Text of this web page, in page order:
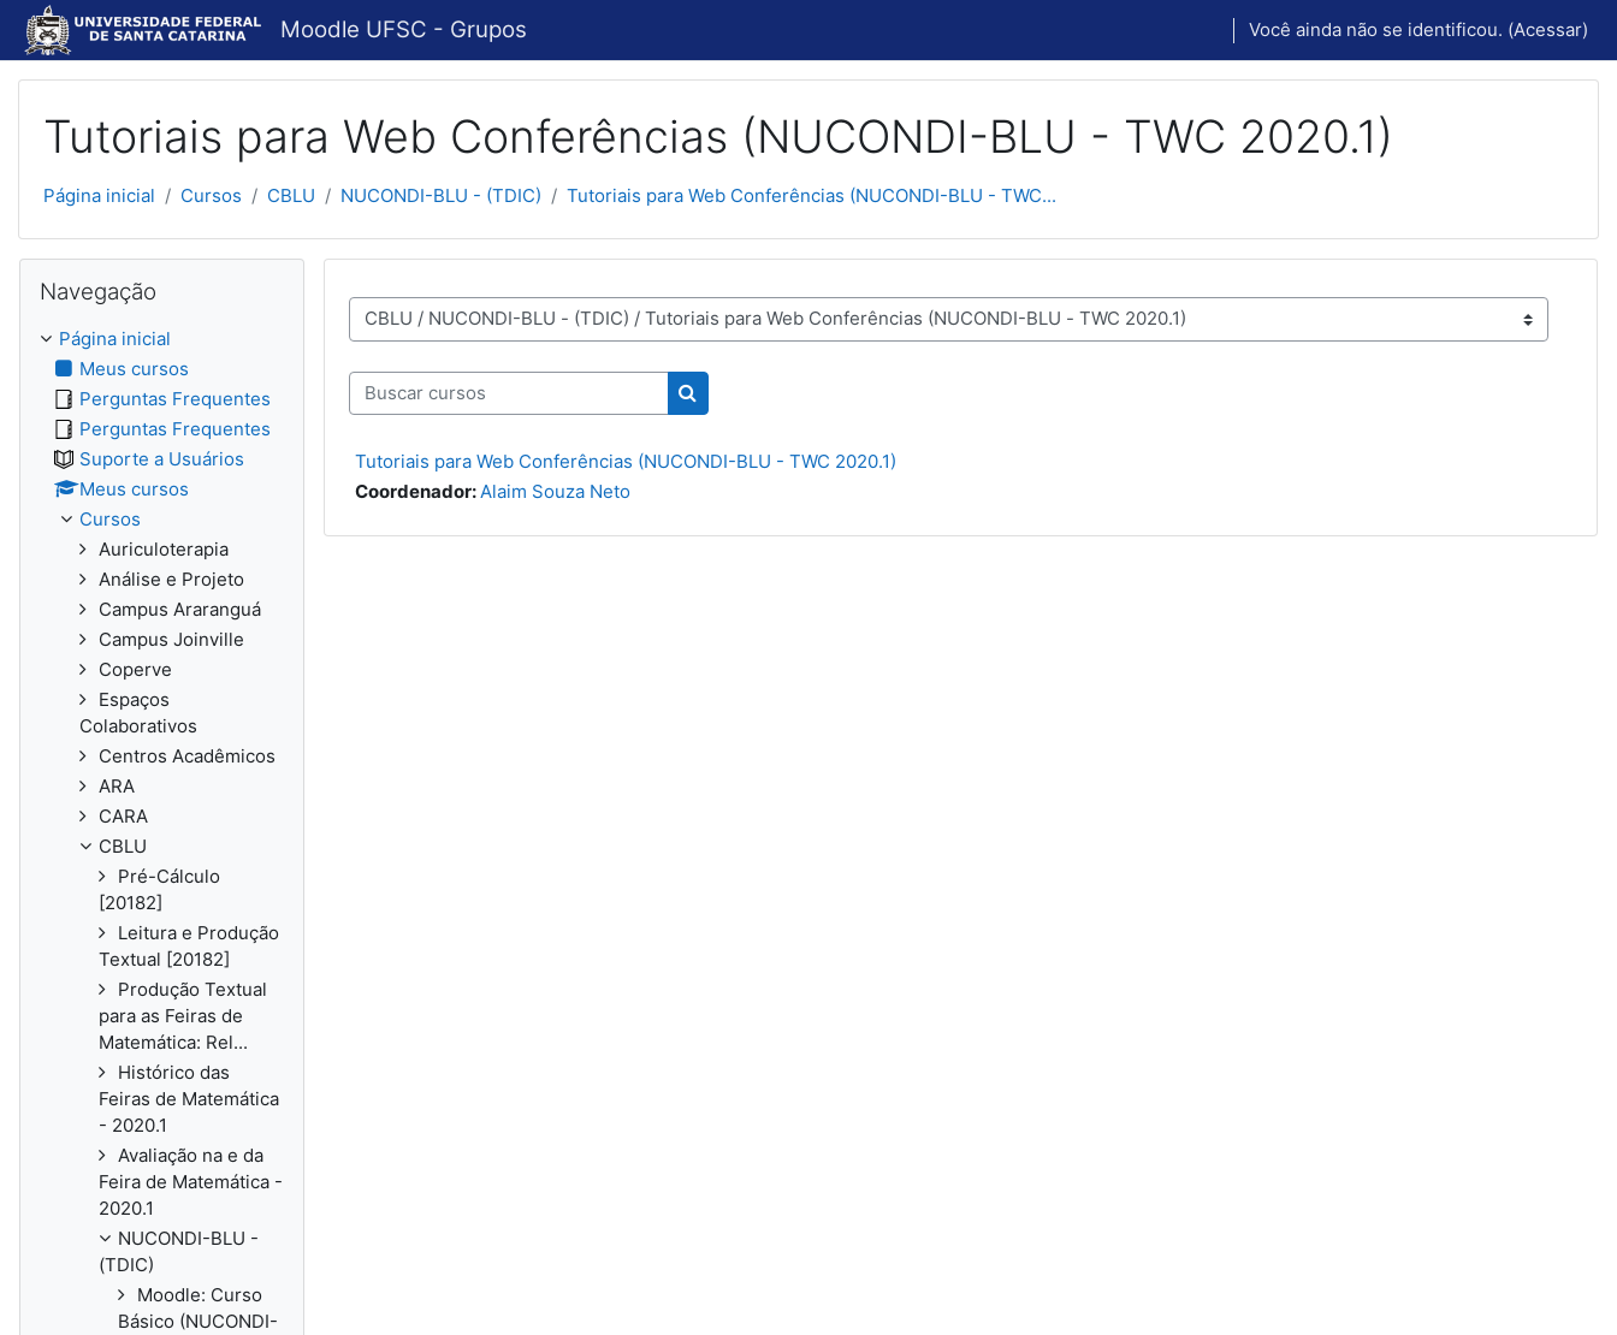
Ir para o conteúdo principal
Moodle UFSC - Grupos Você ainda não se identificou. (Acessar)
Tutoriais para Web Conferências (NUCONDI-BLU - TWC 2020.1)
Página inicial Cursos CBLU NUCONDI-BLU - (TDIC) Tutoriais para Web Conferências (NUCONDI-BLU - TWC...
Categorias de Cursos
Buscar cursos
Buscar cursos
Tutoriais para Web Conferências (NUCONDI-BLU - TWC 2020.1)
Coordenador:Alaim Souza Neto
Navegação
Página inicial
Meus cursos
Perguntas Frequentes
Perguntas Frequentes
Suporte a Usuários
Meus cursos
Cursos
Auriculoterapia
Análise e Projeto
Campus Araranguá
Campus Joinville
Coperve
Espaços
Colaborativos
Centros Acadêmicos
ARA
CARA
CBLU
Pré-Cálculo
[20182]
Leitura e Produção
Textual [20182]
Produção Textual
para as Feiras de
Matemática: Rel...
Histórico das
Feiras de Matemática
- 2020.1
Avaliação na e da
Feira de Matemática -
2020.1
NUCONDI-BLU -
(TDIC)
Moodle: Curso
Básico (NUCONDI-